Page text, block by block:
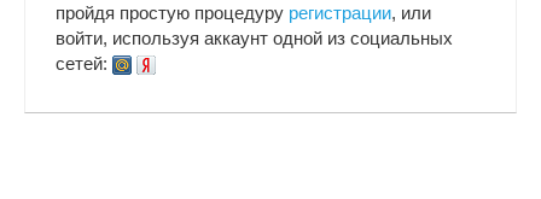
пройдя простую процедуру регистрации, или
войти, используя аккаунт одной из социальных
сетей: